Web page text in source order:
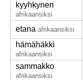
kyyhkynen
afrikaansiksi
etana afrikaansiksi
hämähäkki
afrikaansiksi
sammakko
afrikaansiksi